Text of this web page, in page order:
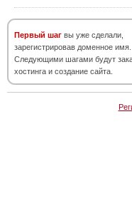
Первый шаг вы уже сделали,
зарегистрировав доменное имя.
Следующими шагами будут
хостинга и создание сайта.